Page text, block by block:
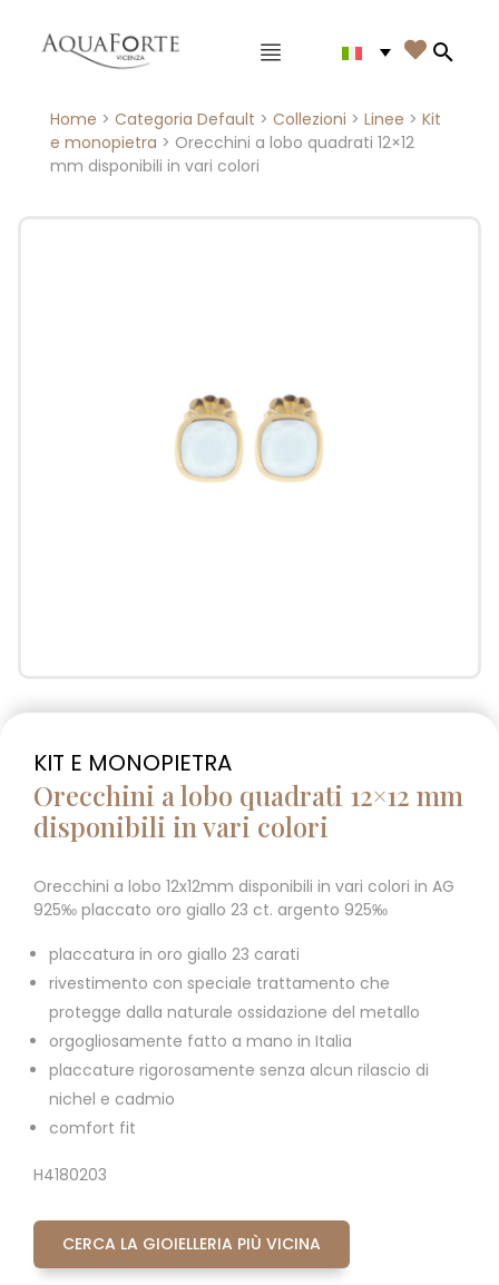
Menù principale 
Home > Categoria Default > Collezioni > Linee > Kit
e monopietra > Orecchini a lobo quadrati 12×12
mm disponibili in vari colori
KIT E MONOPIETRA
Orecchini a lobo quadrati 12×12 mm
disponibili in vari colori
Orecchini a lobo 12x12mm disponibili in vari colori in AG
925‰ placcato oro giallo 23 ct. argento 925‰
placcatura in oro giallo 23 carati
rivestimento con speciale trattamento che
protegge dalla naturale ossidazione del metallo
orgogliosamente fatto a mano in Italia
placcature rigorosamente senza alcun rilascio di
nichel e cadmio
comfort fit
H4180203
CERCA LA GIOIELLERIA PIÙ VICINA